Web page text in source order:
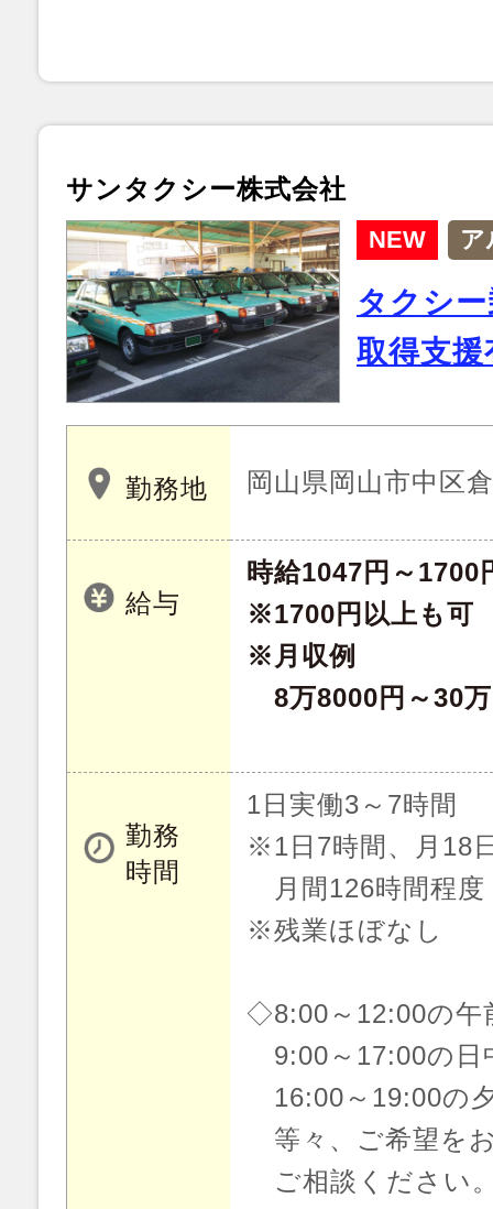
サンタクシー株式会社
NEW ア
タクシ
取得支援
勤務地 岡山県岡山市中区
給与
時給1047円～1700
※1700円以上も可
※月収例
8万8000円～30
勤務
時間
1日実働3～7時間
※1日7時間、月18
月間126時間程度
※残業ほぼなし
◇8:00～12:00の午
9:00～17:00の日
16:00～19:00の
等々、ご希望を
ご相談ください